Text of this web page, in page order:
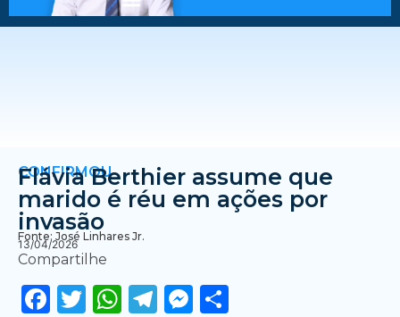
CONFIRMOU
Flávia Berthier assume que
marido é réu em ações por
invasão
Fonte: José Linhares Jr.
13/04/2026
Compartilhe
Facebook
Twitter
WhatsApp
Telegram
Messenger